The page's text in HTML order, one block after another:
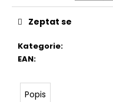
Kategorie:
EAN:
Zeptat se
Popis
č
u
e
m